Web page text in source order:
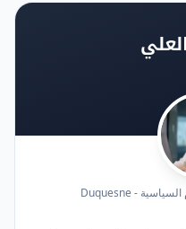
ماجستير في الاقتصاد ودكتوراه في العلوم السياسية - Duquesne